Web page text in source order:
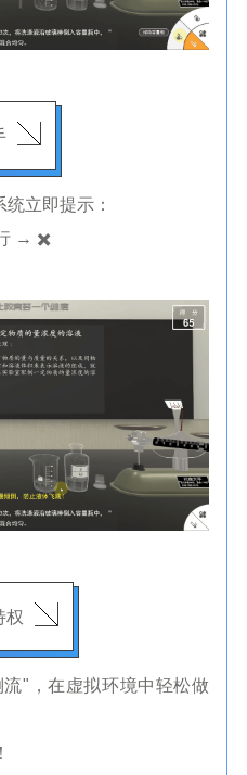
立即提示：
→ ✖️
权
"，在虚拟环境中轻松做